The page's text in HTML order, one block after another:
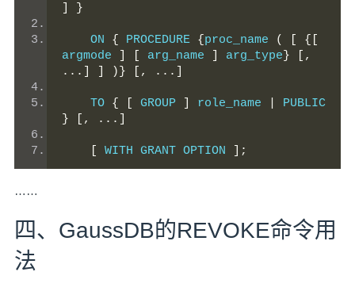
}
    ON
{ PROCEDURE { proc_name (
{[
argmode
arg_name arg_type }
[,
...]
)} [, ...]
    TO
{ GROUP role_name
}
[, ...]
WITH GRANT OPTION ];
……
四、GaussDB的REVOKE命令用
法